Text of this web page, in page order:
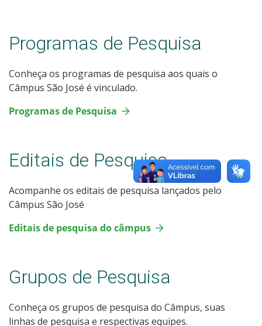
Programas de Pesquisa
Conheça os programas de pesquisa aos quais o
Câmpus São José é vinculado.
Programas de Pesquisa
Editais de Pesquisa
Acompanhe os editais de pesquisa lançados pelo
Câmpus São José
Editais de pesquisa do câmpus
Grupos de Pesquisa
Conheça os grupos de pesquisa do Câmpus, suas
linhas de pesquisa e respectivas equipes.